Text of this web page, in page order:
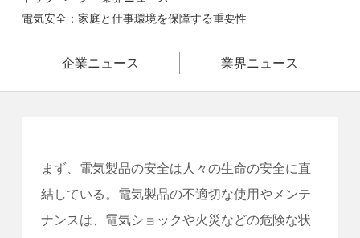
電気安全：家庭と仕事環境を保障する重要性
企業ニュース 業界ニュース
まず、電気製品の安全は人々の生命の安全に直
結している。電気製品の不適切な使用やメンテ
ナンスは、電気ショックや火災などの危険な状